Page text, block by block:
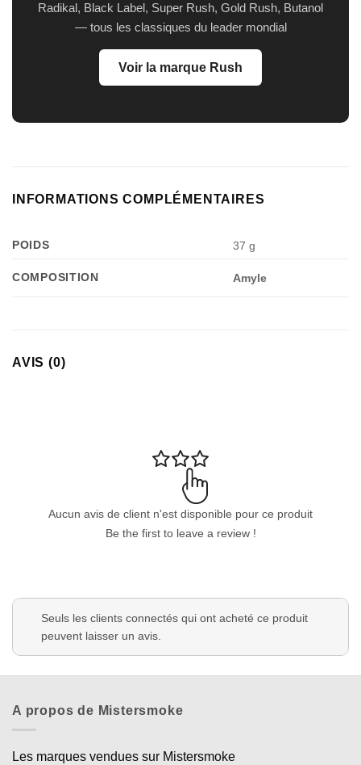
Radikal, Black Label, Super Rush, Gold Rush, Butanol
— tous les classiques du leader mondial
Voir la marque Rush
INFORMATIONS COMPLÉMENTAIRES
POIDS 37 g
COMPOSITION Amyle
AVIS (0)
Aucun avis de client n'est disponible pour ce produit
Be the first to leave a review !
Seuls les clients connectés qui ont acheté ce produit
peuvent laisser un avis.
A propos de Mistersmoke
Les marques vendues sur Mistersmoke